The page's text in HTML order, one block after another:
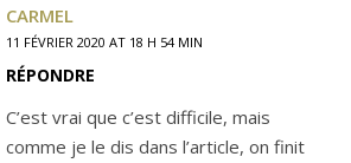
CARMEL
11 FÉVRIER 2020 AT 18 H 54 MIN
RÉPONDRE
C’est vrai que c’est difficile, mais
comme je le dis dans l’article, on finit